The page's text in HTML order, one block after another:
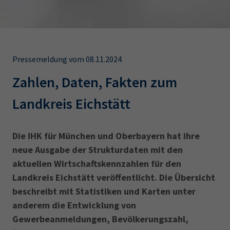
Presse
IHK Akademie
Magazin Log-in
34i
Betriebswirt Prüfbericht
Pressemeldung vom 08.11.2024
Zahlen, Daten, Fakten zum
Landkreis Eichstätt
Die IHK für München und Oberbayern hat ihre
neue Ausgabe der Strukturdaten mit den
aktuellen Wirtschaftskennzahlen für den
Landkreis Eichstätt veröffentlicht. Die Übersicht
beschreibt mit Statistiken und Karten unter
anderem die Entwicklung von
Gewerbeanmeldungen, Bevölkerungszahl,